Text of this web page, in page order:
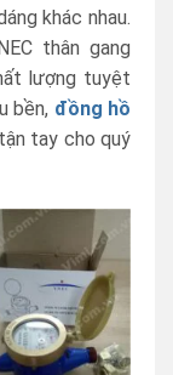
khác nhau.
thân gang
lượng tuyệt
bền, đồng hồ
tay cho quý